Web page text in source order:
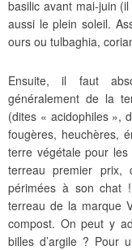
basilic avant mai-juin
aussi le plein soleil.
ours ou tulbaghia,
Ensuite, il faut
généralement de la
(dites « acidophiles »,
fougères, heuchères,
terre végétale pour
terreau premier prix,
périmées à son chat
terreau de la marque
compost. On peut y
billes d’argile ? Pour